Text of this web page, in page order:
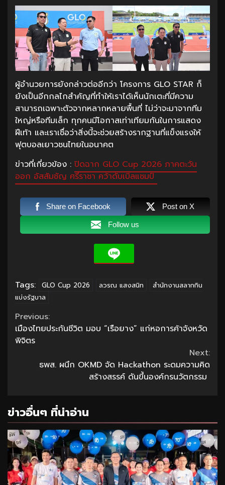
ผู้อำนวยการยังกล่าวต่ออีกว่า โครงการ GLO STAR ก็
ยังเป็นอีกกลไกสำคัญที่ทำให้เราได้เห็นนักเตะที่มีความ
สามารถเฉพาะตัวจากหลากหลายพื้นที่ ไม่ว่าจะมาจากทีม
ใหญ่หรือทีมเล็ก ทุกคนมีโอกาสเท่าเทียมกันในการแสดง
ฝีเท้า และเราเชื่อว่าสิ่งนี้จะช่วยสร้างรากฐานที่แข็งแรงให้
ฟุตบอลเยาวชนไทยในอนาคต
ข่าวที่เกี่ยวข้อง : ปิดฉาก GLO Cup 2026 ภาคตะวัน
ออก อัสสัมชัญ ศรีราชา คว้าดับเบิ้ลแชมป์
Share on Facebook Post on X
Follow us
Tags: GLO Cup 2026 ลวรณ แสงสนิท
สำนักงานสลากกิน
แบ่งรัฐบาล
Continue
Reading
Previous:
เมืองไทยประกันชีวิต มอบ “เรือยาง” แก่หอการค้าจังหวัด
พิจิตร
Next:
ธพส. ผนึก OKMD จัด Hackathon ระดมความคิด
สร้างสรรค์ ดันขึ้นองค์กรนวัตกรรม
ข่าวอื่นๆ ที่น่าอ่าน